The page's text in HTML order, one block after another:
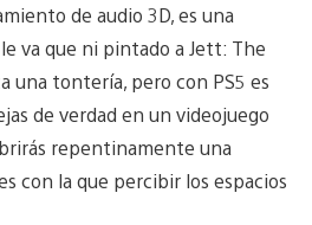
de audio 3D, es una
va que ni pintado a Jett: The
una tontería, pero con PS5 es
de verdad en un videojuego
repentinamente una
con la que percibir los espacios